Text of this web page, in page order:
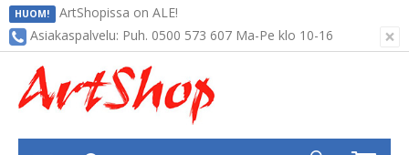
HUOM! ArtShopissa on ALE!
×
Asiakaspalvelu: Puh. 0500 573 607 Ma-Pe klo 10-16